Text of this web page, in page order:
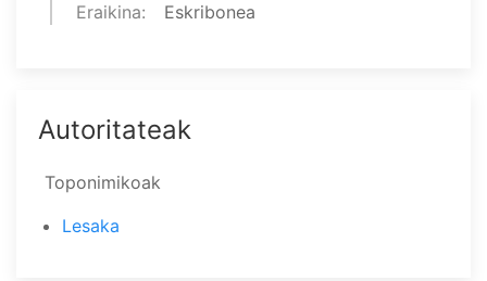
Eraikina Eskribonea
Autoritateak
Toponimikoak
Lesaka